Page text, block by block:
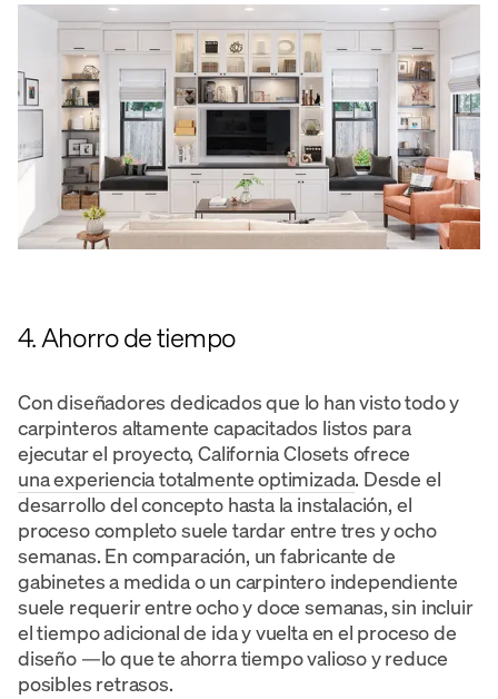
4. Ahorro de tiempo
Con diseñadores dedicados que lo han visto todo y
carpinteros altamente capacitados listos para
ejecutar el proyecto, California Closets ofrece
una experiencia totalmente optimizada. Desde el
desarrollo del concepto hasta la instalación, el
proceso completo suele tardar entre tres y ocho
semanas. En comparación, un fabricante de
gabinetes a medida o un carpintero independiente
suele requerir entre ocho y doce semanas, sin incluir
el tiempo adicional de ida y vuelta en el proceso de
diseño —lo que te ahorra tiempo valioso y reduce
posibles retrasos.